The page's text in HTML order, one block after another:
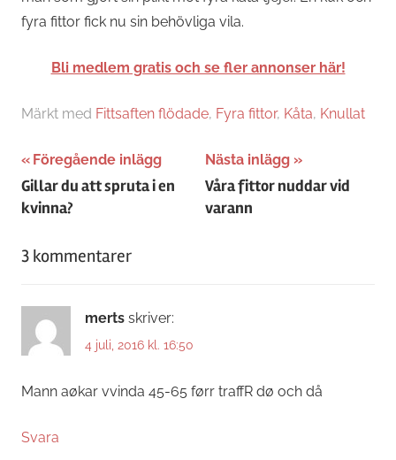
fyra fittor fick nu sin behövliga vila.
Bli medlem gratis och se fler annonser här!
Märkt med Fittsaften flödade, Fyra fittor, Kåta, Knullat
Inläggsnavigering
Föregående inlägg
Gillar du att spruta i en
kvinna?
Nästa inlägg
Våra fittor nuddar vid
varann
3 kommentarer
merts skriver:
4 juli, 2016 kl. 16:50
Mann aøkar vvinda 45-65 førr traffR dø och då
Svara